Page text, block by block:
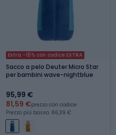
Extra -15% con codice EXTRA
Sacco a pelo Deuter Micro Star
per bambini wave-nightblue
95,99 €
81,59 €prezzo con codice
Prezzo più basso: 86,39 €